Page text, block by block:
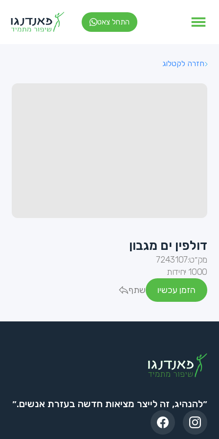
התחל צאט
חזרה לקטלוג
דולפין ים מגבון
מק״ט:7243107
1000 יחידות
הזמן עכשיו
שתף
״להנהיג, זה לייצר מציאות חדשה בעזרת אנשים.״